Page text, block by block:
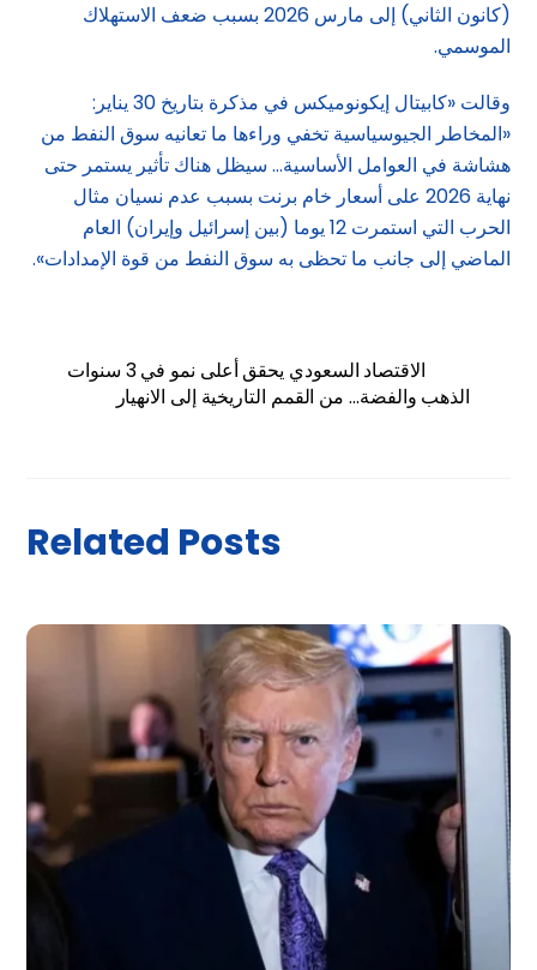
(كانون الثاني) إلى مارس 2026 بسبب ضعف الاستهلاك
الموسمي.
وقالت «كابيتال إيكونوميكس في مذكرة بتاريخ 30 يناير:
«المخاطر الجيوسياسية تخفي وراءها ما تعانيه سوق النفط من
هشاشة في العوامل الأساسية… سيظل هناك تأثير يستمر حتى
نهاية 2026 على أسعار خام برنت بسبب عدم نسيان مثال
‌الحرب التي استمرت 12 يوما (بين إسرائيل وإيران) العام
الماضي إلى جانب ما تحظى به سوق النفط من قوة الإمدادات».
الاقتصاد السعودي يحقق أعلى نمو في 3 سنوات
الذهب والفضة… من القمم التاريخية إلى الانهيار
Related Posts